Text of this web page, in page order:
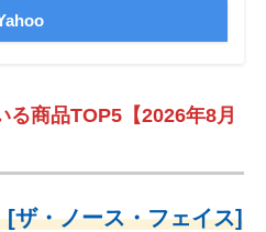
る商品TOP5【2026年8月
[ザ・ノース・フェイス]